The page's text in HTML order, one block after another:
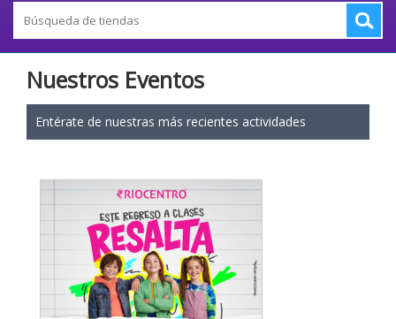
Nuestros Eventos
Entérate de nuestras más recientes actividades